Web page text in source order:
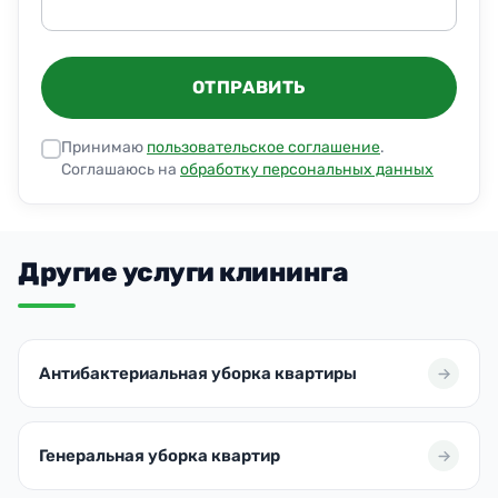
ОТПРАВИТЬ
Принимаю пользовательское соглашение.
Соглашаюсь на обработку персональных данных
Другие услуги клининга
Антибактериальная уборка квартиры
Генеральная уборка квартир